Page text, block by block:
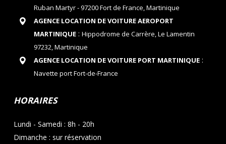
Ruban Martyr - 97200 Fort de France, Martinique
AGENCE LOCATION DE VOITURE AEROPORT
MARTINIQUE: Hippodrome de Carrère, Le Lamentin
97232, Martinique
AGENCE LOCATION DE VOITURE PORT MARTINIQUE:
Navette port Fort-de-France
HORAIRES
Lundi - Samedi : 8h - 20h
Dimanche : sur réservation